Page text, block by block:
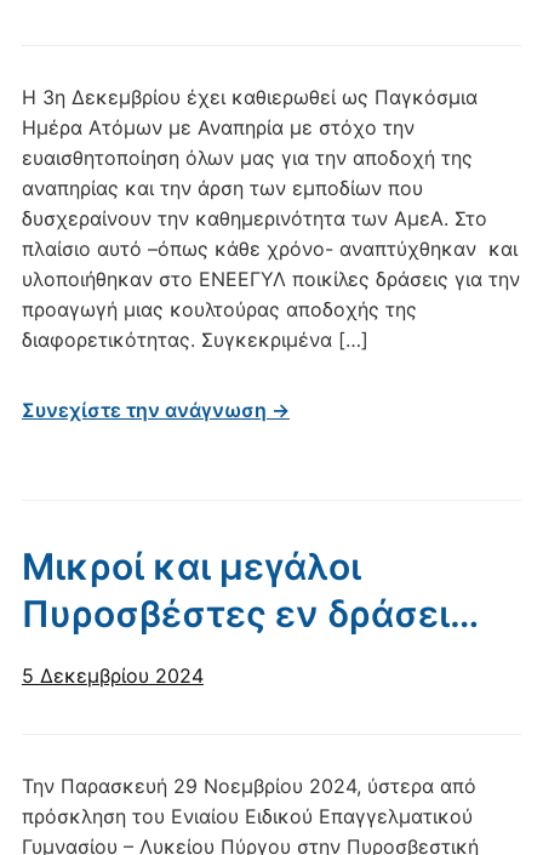
Η 3η Δεκεμβρίου έχει καθιερωθεί ως Παγκόσμια
Ημέρα Ατόμων με Αναπηρία με στόχο την
ευαισθητοποίηση όλων μας για την αποδοχή της
αναπηρίας και την άρση των εμποδίων που
δυσχεραίνουν την καθημερινότητα των ΑμεΑ. Στο
πλαίσιο αυτό –όπως κάθε χρόνο- αναπτύχθηκαν και
υλοποιήθηκαν στο ΕΝΕΕΓΥΛ ποικίλες δράσεις για την
προαγωγή μιας κουλτούρας αποδοχής της
διαφορετικότητας. Συγκεκριμένα […]
Συνεχίστε την ανάγνωση →
Μικροί και μεγάλοι
Πυροσβέστες εν δράσει…
5 Δεκεμβρίου 2024
Την Παρασκευή 29 Νοεμβρίου 2024, ύστερα από
πρόσκληση του Ενιαίου Ειδικού Επαγγελματικού
Γυμνασίου – Λυκείου Πύργου στην Πυροσβεστική